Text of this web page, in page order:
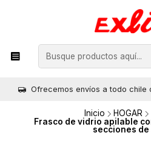
Ofrecemos envíos a todo chile
Inicio HOGAR
Frasco de vidrio apilable
secciones de